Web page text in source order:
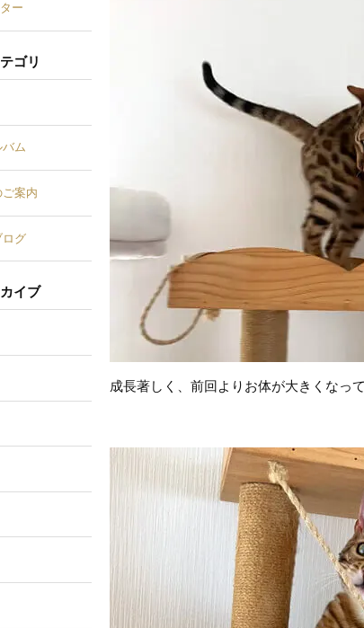
成長著しく、前回よりお体が大きくなっ
ー
ゴリ
ム
案内
ログ
イブ